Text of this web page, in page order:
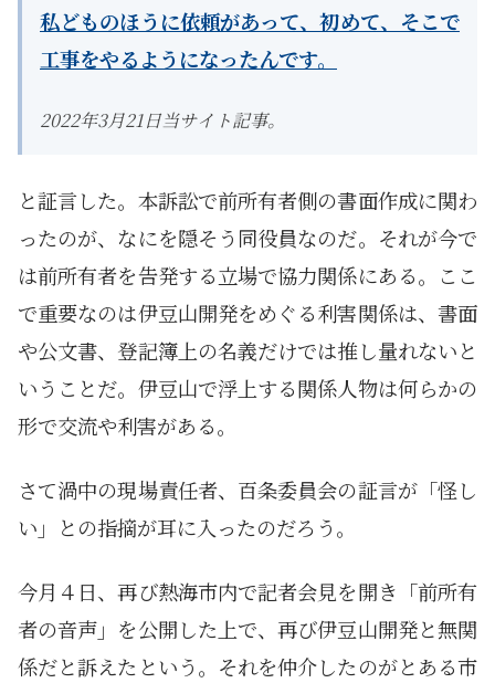
私どものほうに依頼があって、初めて、そこで
工事をやるようになったんです。
2022年3月21日当サイト記事。
と証言した。本訴訟で前所有者側の書面作成に関わ
ったのが、なにを隠そう同役員なのだ。それが今で
は前所有者を告発する立場で協力関係にある。ここ
で重要なのは伊豆山開発をめぐる利害関係は、書面
や公文書、登記簿上の名義だけでは推し量れないと
いうことだ。伊豆山で浮上する関係人物は何らかの
形で交流や利害がある。
さて渦中の現場責任者、百条委員会の証言が「怪し
い」との指摘が耳に入ったのだろう。
今月４日、再び熱海市内で記者会見を開き「前所有
者の音声」を公開した上で、再び伊豆山開発と無関
係だと訴えたという。それを仲介したのがとある市